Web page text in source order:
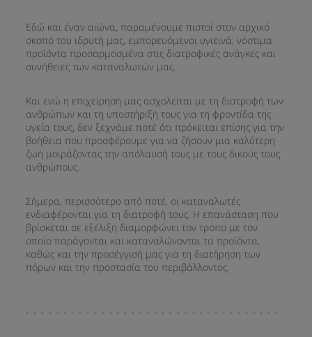
Εδώ και έναν αιώνα, παραμένουμε πιστοί στον αρχικό
σκοπό του ιδρυτή μας, εμπορευόμενοι υγιεινά, νόστιμα
προϊόντα προσαρμοσμένα στις διατροφικές ανάγκες και
συνήθειες των καταναλωτών μας.​
Και ενώ η επιχείρησή μας ασχολείται με τη διατροφή των
ανθρώπων και τη υποστήριξή τους για τη φροντίδα της
υγεία τους, δεν ξεχνάμε ποτέ ότι πρόκειται επίσης για την
βοήθεια που προσφέρουμε για να ζήσουν μια καλύτερη
ζωή μοιράζοντας την απόλαυσή τους με τους δικούς τους
ανθρώπους.​
Σήμερα, περισσότερο από ποτέ, οι καταναλωτές
ενδιαφέρονται για τη διατροφή τους. Η επανάσταση που
βρίσκεται σε εξέλιξη διαμορφώνει τον τρόπο με τον
οποίο παράγονται και καταναλώνονται τα προϊόντα,
καθώς και την προσέγγισή μας για τη διατήρηση των
πόρων και την προστασία του περιβάλλοντος.​